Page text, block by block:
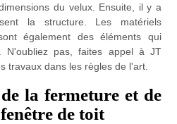
du velux. Ensuite, il y a
la structure. Les matériels
également des éléments qui
N'oubliez pas, faites appel à JT
travaux dans les règles de l'art.
la fermeture et de
de toit